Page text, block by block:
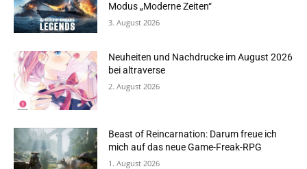
Modus „Moderne Zeiten“
3. August 2026
Neuheiten und Nachdrucke im August 2026
bei altraverse
2. August 2026
Beast of Reincarnation: Darum freue ich
mich auf das neue Game-Freak-RPG
1. August 2026